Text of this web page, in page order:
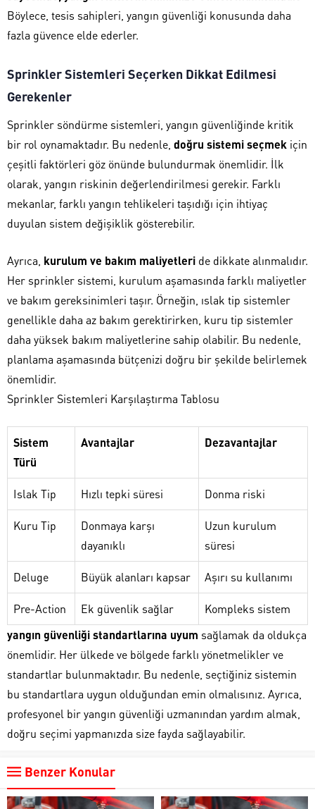
Böylece, tesis sahipleri, yangın güvenliği konusunda daha
fazla güvence elde ederler.
Sprinkler Sistemleri Seçerken Dikkat Edilmesi
Gerekenler
Sprinkler söndürme sistemleri, yangın güvenliğinde kritik
bir rol oynamaktadır. Bu nedenle, doğru sistemi seçmek için
çeşitli faktörleri göz önünde bulundurmak önemlidir. İlk
olarak, yangın riskinin değerlendirilmesi gerekir. Farklı
mekanlar, farklı yangın tehlikeleri taşıdığı için ihtiyaç
duyulan sistem değişiklik gösterebilir.
Ayrıca, kurulum ve bakım maliyetleri de dikkate alınmalıdır.
Her sprinkler sistemi, kurulum aşamasında farklı maliyetler
ve bakım gereksinimleri taşır. Örneğin, ıslak tip sistemler
genellikle daha az bakım gerektirirken, kuru tip sistemler
daha yüksek bakım maliyetlerine sahip olabilir. Bu nedenle,
planlama aşamasında bütçenizi doğru bir şekilde belirlemek
önemlidir.
Sprinkler Sistemleri Karşılaştırma Tablosu
Sistem
Türü
Avantajlar Dezavantajlar
Islak Tip Hızlı tepki süresi Donma riski
Kuru Tip
Donmaya karşı
dayanıklı
Uzun kurulum
süresi
Deluge Büyük alanları kapsar Aşırı su kullanımı
Pre-Action Ek güvenlik sağlar
Kompleks sistem
yangın güvenliği standartlarına uyum sağlamak da oldukça
önemlidir. Her ülkede ve bölgede farklı yönetmelikler ve
standartlar bulunmaktadır. Bu nedenle, seçtiğiniz sistemin
bu standartlara uygun olduğundan emin olmalısınız. Ayrıca,
profesyonel bir yangın güvenliği uzmanından yardım almak,
doğru seçimi yapmanızda size fayda sağlayabilir.
Benzer Konular